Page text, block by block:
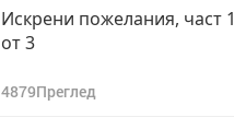
Искрени пожелания, част 1
от 3
4879Преглед